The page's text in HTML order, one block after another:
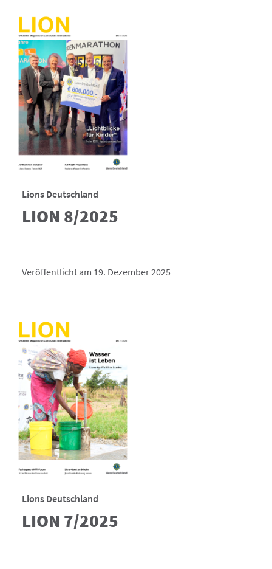
Lions Deutschland
LION 8/2025
Veröffentlicht am 19. Dezember 2025
Lions Deutschland
LION 7/2025